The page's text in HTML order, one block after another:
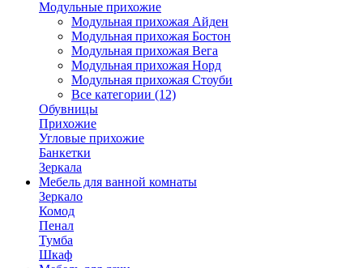
Модульные прихожие
Модульная прихожая Айден
Модульная прихожая Бостон
Модульная прихожая Вега
Модульная прихожая Норд
Модульная прихожая Стоуби
Все категории (12)
Обувницы
Прихожие
Угловые прихожие
Банкетки
Зеркала
Мебель для ванной комнаты
Зеркало
Комод
Пенал
Тумба
Шкаф